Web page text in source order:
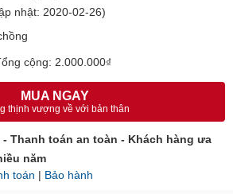
nhật: 2020-02-26)
cộng: 2.000.000₫
MUA NGAY
thịnh vượng về với bản thân
Thanh toán an toàn - Khách hàng ưa
năm
toán | Bảo hành